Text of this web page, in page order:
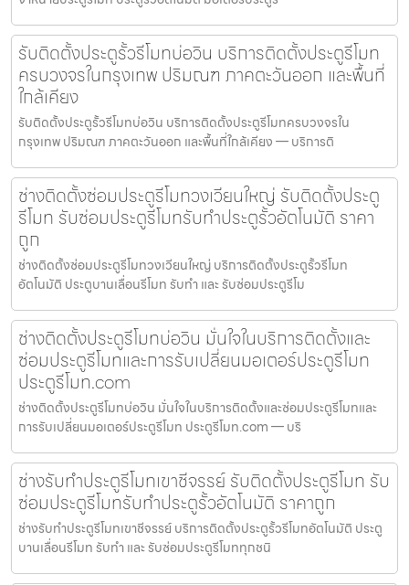
รับติดตั้งประตูรั้วรีโมทบ่อวิน บริการติดตั้งประตูรีโมท
ครบวงจรในกรุงเทพ ปริมณฑ ภาคตะวันออก และพื้นที่
ใกล้เคียง
รับติดตั้งประตูรั้วรีโมทบ่อวิน บริการติดตั้งประตูรีโมทครบวงจรใน
กรุงเทพ ปริมณฑ ภาคตะวันออก และพื้นที่ใกล้เคียง — บริการติ
ช่างติดตั้งซ่อมประตูรีโมทวงเวียนใหญ่ รับติดตั้งประตู
รีโมท รับซ่อมประตูรีโมทรับทำประตูรั้วอัตโนมัติ ราคา
ถูก
ช่างติดตั้งซ่อมประตูรีโมทวงเวียนใหญ่ บริการติดตั้งประตูรั้วรีโมท
อัตโนมัติ ประตูบานเลื่อนรีโมท รับทำ และ รับซ่อมประตูรีโม
ช่างติดตั้งประตูรีโมทบ่อวิน มั่นใจในบริการติดตั้งและ
ซ่อมประตูรีโมทและการรับเปลี่ยนมอเตอร์ประตูรีโมท
ประตูรีโมท.com
ช่างติดตั้งประตูรีโมทบ่อวิน มั่นใจในบริการติดตั้งและซ่อมประตูรีโมทและ
การรับเปลี่ยนมอเตอร์ประตูรีโมท ประตูรีโมท.com — บริ
ช่างรับทำประตูรีโมทเขาชีจรรย์ รับติดตั้งประตูรีโมท รับ
ซ่อมประตูรีโมทรับทำประตูรั้วอัตโนมัติ ราคาถูก
ช่างรับทำประตูรีโมทเขาชีจรรย์ บริการติดตั้งประตูรั้วรีโมทอัตโนมัติ ประตู
บานเลื่อนรีโมท รับทำ และ รับซ่อมประตูรีโมททุกชนิ